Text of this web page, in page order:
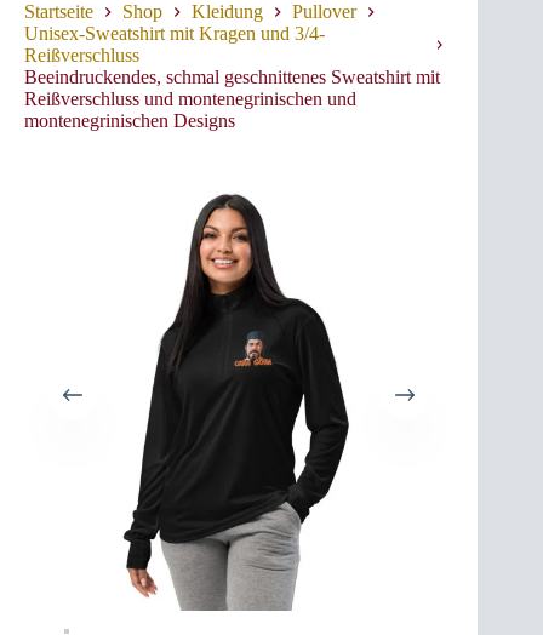
Startseite Shop Kleidung
Pullover
Unisex-Sweatshirt mit Kragen und 3/4-
Reißverschluss
Beeindruckendes, schmal geschnittenes Sweatshirt mit
Reißverschluss und montenegrinischen und
montenegrinischen Designs